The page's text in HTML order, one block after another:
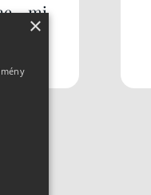
mi
×